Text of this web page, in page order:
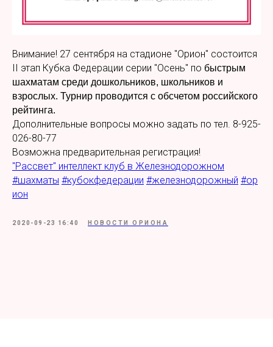
Внимание! 27 сентября на стадионе "Орион" состоится
II этап Кубка Федерации серии "Осень" по быстрым
шахматам среди дошкольников, школьников и
взрослых. Турнир проводится с обсчетом российского
рейтинга.
Дополнительные вопросы можно задать по тел. 8-925-
026-80-77
Возможна предварительная регистрация!
"Рассвет" интеллект клуб в Железнодорожном
#шахматы #кубокфедерации #железнодорожный #ор
ион
2020-09-23 16:40 НОВОСТИ ОРИОНА